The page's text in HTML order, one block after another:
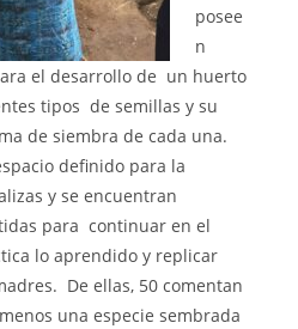
posee
n
el desarrollo de un huerto
tipos de semillas y su
de siembra de cada una.
definido para la
y se encuentran
para continuar en el
lo aprendido y replicar
De ellas, 50 comentan
una especie sembrada